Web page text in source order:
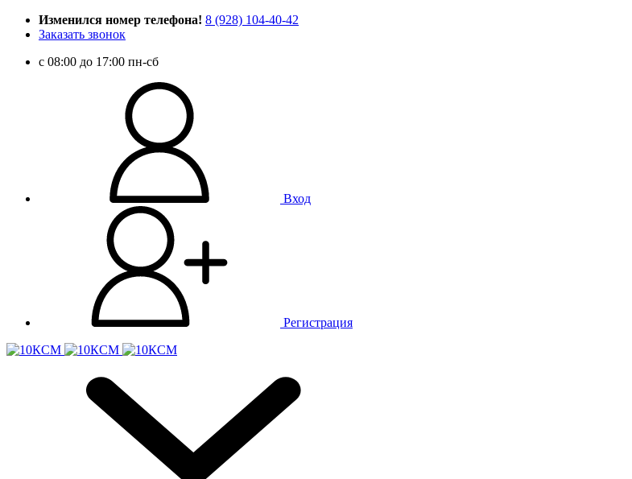
Изменился номер телефона! 8 (928) 104-40-42
Заказать звонок
c 08:00 до 17:00 пн-сб
Вход
Регистрация